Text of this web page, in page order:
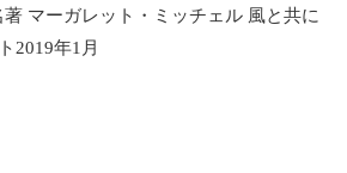
マーガレット・ミッチェル 風と共に
2019年1月